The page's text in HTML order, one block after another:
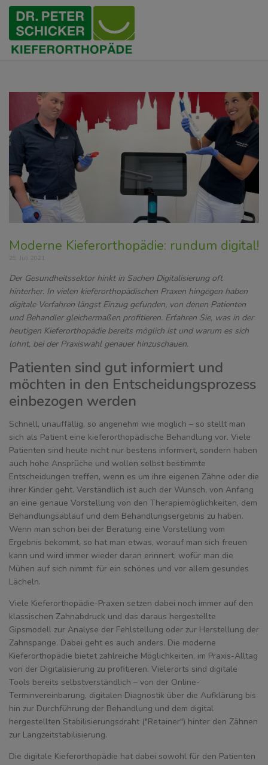
Moderne Kieferorthopädie: rundum digital!
29. Juli 2021
Der Gesundheitssektor hinkt in Sachen Digitalisierung oft
hinterher. In vielen kieferorthopädischen Praxen hingegen haben
digitale Verfahren längst Einzug gefunden, von denen Patienten
und Behandler gleichermaßen profitieren. Erfahren Sie, was in der
heutigen Kieferorthopädie bereits möglich ist und warum es sich
lohnt, bei der Praxiswahl genauer hinzuschauen.
Patienten sind gut informiert und
möchten in den Entscheidungsprozess
einbezogen werden
Schnell, unauffällig, so angenehm wie möglich – so stellt man
sich als Patient eine kieferorthopädische Behandlung vor. Viele
Patienten sind heute nicht nur bestens informiert, sondern haben
auch hohe Ansprüche und wollen selbst bestimmte
Entscheidungen treffen, wenn es um ihre eigenen Zähne oder die
ihrer Kinder geht. Verständlich ist auch der Wunsch, von Anfang
an eine genaue Vorstellung von den Therapiemöglichkeiten, dem
Behandlungsablauf und dem Behandlungsergebnis zu haben.
Wenn man schon bei der Beratung eine Vorstellung vom
Ergebnis bekommt, so hat man etwas, worauf man sich freuen
kann und wird immer wieder daran erinnert, wofür man die
Mühen auf sich nimmt: für ein schönes und vor allem gesundes
Lächeln.
Viele Kieferorthopädie-Praxen setzen dabei noch immer auf den
klassischen Zahnabdruck und das daraus hergestellte
Gipsmodell zur Analyse der Fehlstellung oder zur Herstellung der
Zahnspange. Dabei geht es auch anders. Die moderne
Kieferorthopädie bietet zahlreiche Möglichkeiten, im Praxis-Alltag
von der Digitalisierung zu profitieren. Vielerorts sind digitale
Tools bereits selbstverständlich – von der Online-
Terminvereinbarung, digitalen Diagnostik über die Aufklärung bis
hin zur Durchführung der Behandlung und dem digital
hergestellten Stabilisierungsdraht ("Retainer") hinter den Zähnen
zur Langzeitstabilisierung.
Die digitale Kieferorthopädie hat dabei sowohl für den Patienten